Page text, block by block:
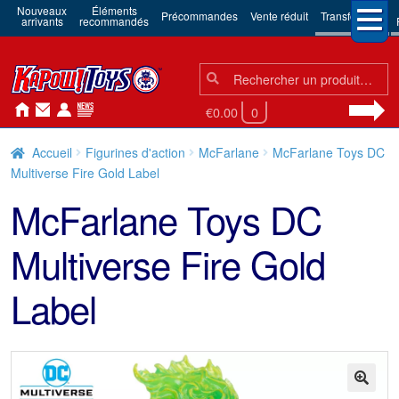
Nouveaux
arrivants
Éléments
recommandés Précommandes Vente réduit Transformers
Chercher:
Chercher
€0.00 0
Accueil Figurines d'action McFarlane
McFarlane Toys DC
Multiverse Fire Gold Label
McFarlane Toys DC
Multiverse Fire Gold
Label